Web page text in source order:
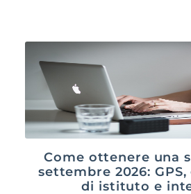
Come ottenere una
settembre 2026:
di istituto e